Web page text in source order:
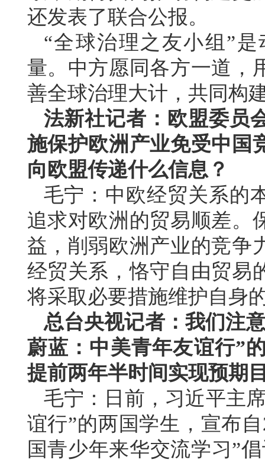
还发表了联合公报。
“全球治理之友小组”
量。中方愿同各方一道，
善全球治理大计，共同构
法新社记者：欧盟委员
施保护欧洲产业免受中国
向欧盟传递什么信息？
毛宁：中欧经贸关系的
追求对欧洲的贸易顺差。
益，削弱欧洲产业的竞争
经贸关系，恪守自由贸易
将采取必要措施维护自身
总台央视记者：我们注
蔚蓝：中美青年友谊行”
提前两年半时间实现预期
毛宁：日前，习近平主
谊行”的两国学生，宣布
国青少年来华交流学习”